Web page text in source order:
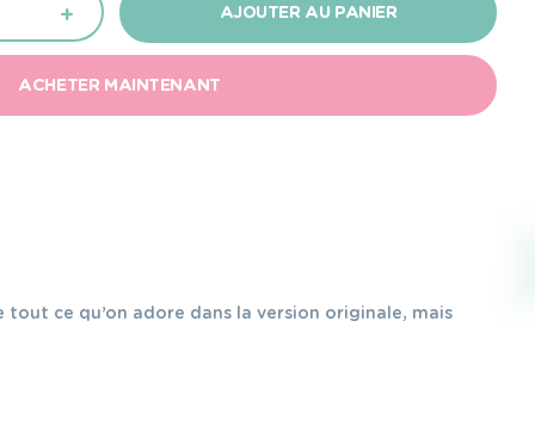
+ AJOUTER AU PANIER
ACHETER MAINTENANT
ce qu’on adore dans la version originale, mais